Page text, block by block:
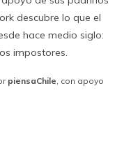
descubre lo que el
hace medio siglo:
impostores.
piensaChile , con apoyo